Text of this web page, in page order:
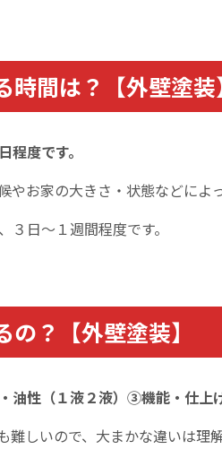
間は？【外壁塗装
度です。
やお家の大きさ・状態などによ
３日～１週間程度です。
？【外壁塗装】
性（１液２液）③機能・仕上げ
難しいので、大まかな違いは理